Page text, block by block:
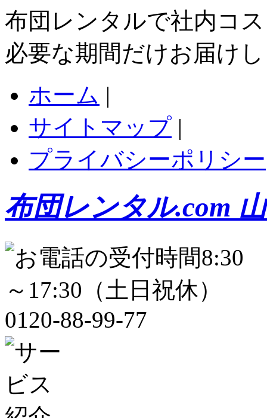
布団レンタルで社内コ
必要な期間だけお届け
ホーム |
サイトマップ |
プライバシーポリシー
布団レンタル.com